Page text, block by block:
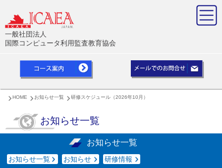
一般社団法人
国際コンピュータ利用監査教育協会
HOME お知らせ一覧 研修スケジュール（2026年10月）
お知らせ一覧
お知らせ一覧
お知らせ一覧 お知らせ 研修情報